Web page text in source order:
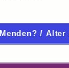
/ Alter